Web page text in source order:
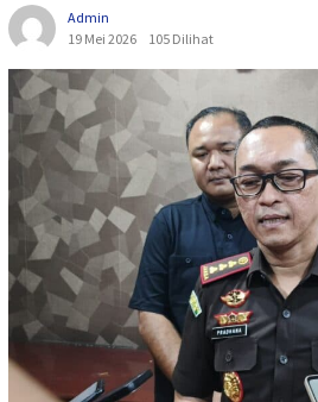
Admin
19 Mei 2026
105 Dilihat